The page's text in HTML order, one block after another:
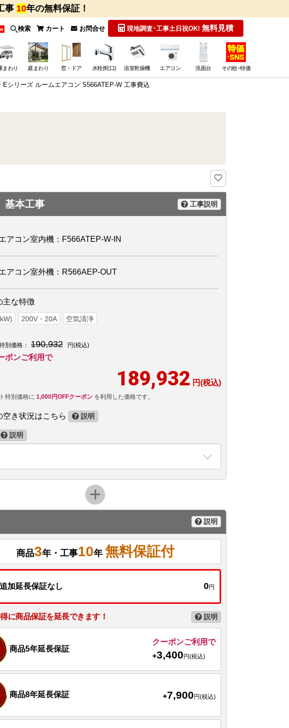
事 10年の無料保証！
検索 カート お問合せ 現地調査･工事土日祝OK! 無料見積
まわり 庭まわり 窓・ドア 水栓(蛇口) 浴室乾燥機 エアコン 洗面台 その他･特価
Eシリーズ ルームエアコン S566ATEP-W 工事費込
基本工事 工事説明
アコン室内機：F566ATEP-W-IN
アコン室外機：R566AEP-OUT
主な特徴
200V・20A 空気清浄
別価格： 190,932 円(税込)
ポンご利用で
189,932 円(税込)
特別価格に 1,000円OFFクーポン を利用した価格です。
き状況はこちら 説明
説明
説明
商品3年・工事10年 無料保証付
加延長保証なし 0円
に商品保証を延長できます！ 説明
商品5年延長保証
クーポンご利用で
+3,400円(税込)
商品8年延長保証 +7,900円(税込)